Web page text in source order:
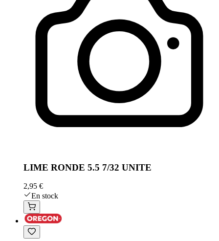
LIME RONDE 5.5 7/32 UNITE
2,95 €
En stock